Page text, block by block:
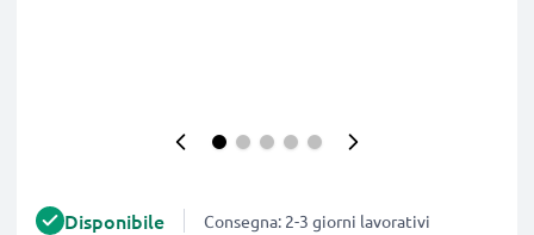
Disponibile Consegna: 2-3 giorni lavorativi